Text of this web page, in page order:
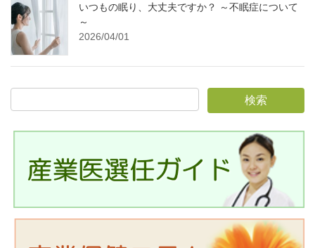
いつもの眠り、大丈夫ですか？ ～不眠症について
～
2026/04/01